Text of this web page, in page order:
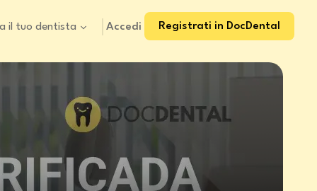
il tuo dentista Accedi Registrati in DocDental